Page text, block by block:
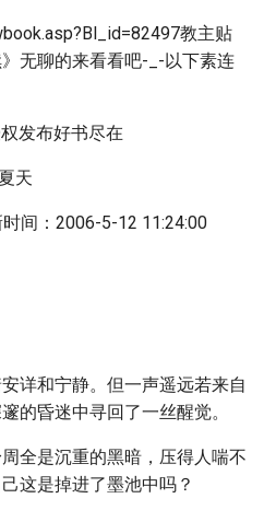
教主贴
无聊的来看看吧-_-以下素连
发布好书尽在
天
时间：2006-5-12 11:24:00
详和宁静。但一声遥远若来自
的昏迷中寻回了一丝醒觉。
全是沉重的黑暗，压得人喘不
这是掉进了墨池中吗？